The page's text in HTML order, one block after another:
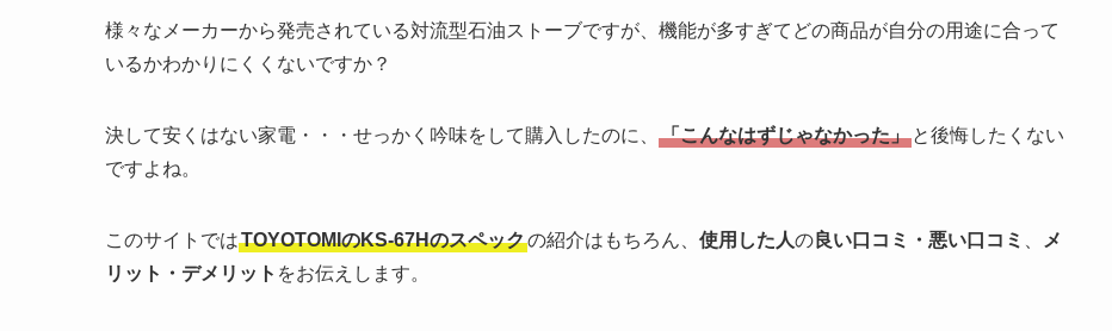
様々なメーカーから発売されている対流型石油ストーブですが、機能が多すぎてどの商品が自分の用途に合って
いるかわかりにくくないですか？
決して安くはない家電・・・せっかく吟味をして購入したのに、 「こんなはずじゃなかった」 と後悔したくない
ですよね。
このサイトではTOYOTOMIのKS-67Hのスペックの紹介はもちろん、 使用した人の 良い口コミ・悪い口コミ
メ
リット・デメリット をお伝えします。